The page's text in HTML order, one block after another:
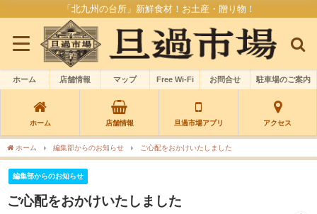
「北九州の台所」新鮮食材！お土産・贈り物！
ホーム 店舗情報 マップ Free Wi-Fi お問合せ 駐車場のご案内
ホーム 店舗情報 旦過市場アプリ アクセス
ホーム 編集部からのお知らせ ご心配をおかけいたしました
編集部からのお知らせ
ご心配をおかけいたしました